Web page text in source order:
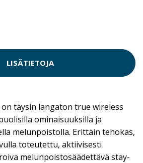
LISÄTIETOJA
on täysin langaton true wireless
ominaisuuksilla ja
melunpoistolla. Erittäin tehokas,
toteutettu, aktiivisesti
melunpoistosäädettävä stay-